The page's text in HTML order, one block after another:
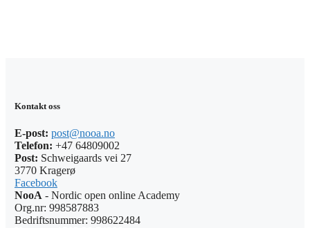
Kontakt oss
E-post: post@nooa.no
Telefon: +47 64809002
Post: Schweigaards vei 27
3770 Kragerø
Facebook
NooA - Nordic open online Academy
Org.nr: 998587883
Bedriftsnummer: 998622484